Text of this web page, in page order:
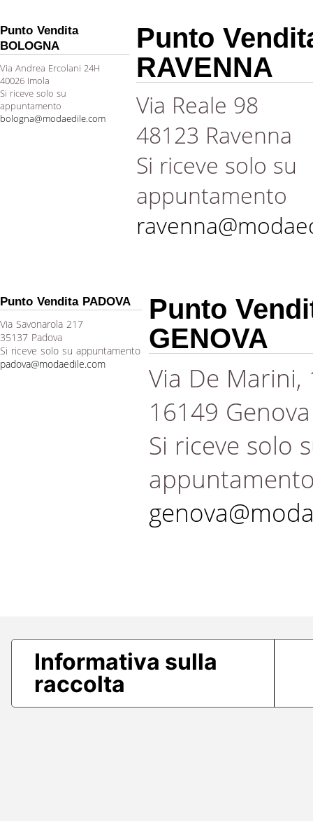
Punto Vendita
BOLOGNA
Via Andrea Ercolani 24H
40026 Imola
Si riceve solo su
appuntamento
bologna@modaedile.com
Punto
RAVENNA
Via Reale 98
48123 Ravenna
Si riceve solo su
appuntamento
Punto Vendita PADOVA
Via Savonarola 217
35137 Padova
Si riceve solo su appuntamento
padova@modaedile.com
Punto
GENOVA
Via De Marini,
16149 Genova
Si riceve solo
Informativa sulla
raccolta